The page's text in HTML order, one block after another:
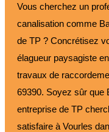
Vous cherchez un
canalisation comme
de TP ? Concrétisez
élagueur paysagiste
travaux de
69390. Soyez sûr que
entreprise de TP
satisfaire à Vourles